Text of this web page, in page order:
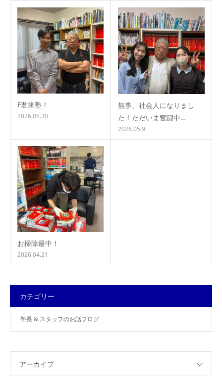
F君来塾！
2026.05.30
無事、社会人になりまし
た！ただいま奮闘中…
2026.05.9
お掃除最中！
2026.04.21
カテゴリー
塾長 & スタッフのお話ブログ
アーカイブ